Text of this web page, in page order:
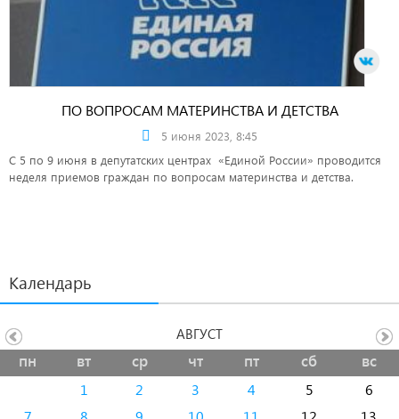
ПО ВОПРОСАМ МАТЕРИНСТВА И ДЕТСТВА
5 июня 2023, 8:45
С 5 по 9 июня в депутатских центрах «Единой России» проводится
неделя приемов граждан по вопросам материнства и детства.
Календарь
пн вт ср чт пт сб вс
1 2 3 4 5
6
АВГУСТ